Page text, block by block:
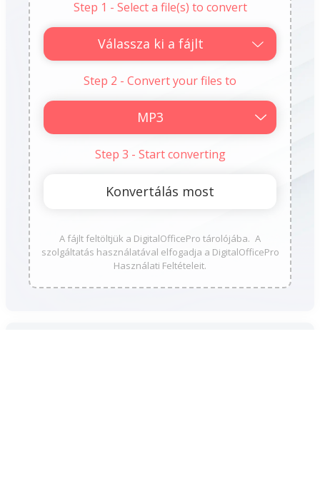
Step 1 - Select a file(s) to convert
Válassza ki a fájlt
Step 2 - Convert your files to
Step 3 - Start converting
A fájlt feltöltjük a DigitalOfficePro tárolójába. A
szolgáltatás használatával elfogadja a DigitalOfficePro
Használati Feltételeit.